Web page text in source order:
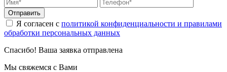
Отправить
Я согласен с политикой конфиденциальности и правилами
обработки персональных данных
Спасибо! Ваша заявка отправлена
Мы свяжемся с Вами